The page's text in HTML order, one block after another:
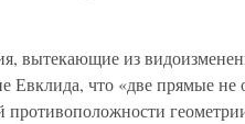
вытекающие из
Евклида, что «две прямые не
противоположности